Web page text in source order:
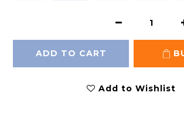
ADD TO CART
Add to Wishlist